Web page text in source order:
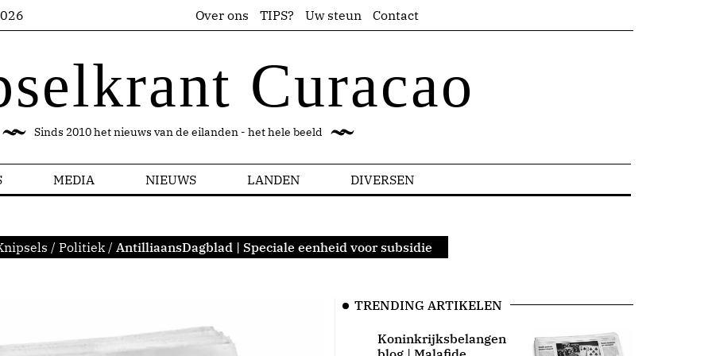
Over ons TIPS? Uw steun Contact
Curacao
Sinds 2010 het nieuws van de eilanden - het hele beeld
MEDIA NIEUWS LANDEN DIVERSEN
/ Politiek / AntilliaansDagblad | Speciale eenheid voor subsidie
TRENDING ARTIKELEN
Koninkrijksbelangen